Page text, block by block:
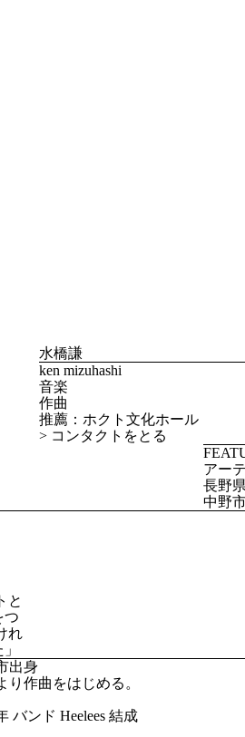
水橋謙
ken mizuhashi
音楽
作曲
推薦：ホクト文化ホール
> コンタクトをとる
アー
長野
中野
と
つ
れ
出身
り作曲をはじめる。
バンド Heelees 結成